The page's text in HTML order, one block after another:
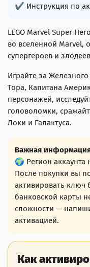
✔ Инструкция по
LEGO Marvel Super
во вселенной Marvel,
супергероев и
Играйте за
Тора, Капитана
персонажей,
головоломки,
Локи и Галактуса.
Важная
🌍 Регион аккаунта
После покупки вы
активировать ключ
банковской карты
сложности —
активацией.
Как